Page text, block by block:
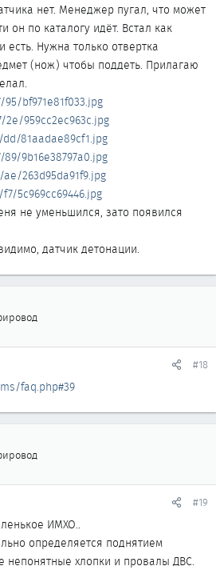
нет. Менеджер пугал, что может
он по каталогу идёт. Встал как
Нужна только отвертка
(нож) чтобы поддеть. Прилагаю
bf971e81f033.jpg
959cc2ec963c.jpg
81aadae89cf1.jpg
9b16e38797a0.jpg
263d95da91f9.jpg
5c969cc69446.jpg
не уменьшился, зато появился
датчик детонации.
#18
faq.php#39
#19
ИМХО..
определяется поднятием
непонятные хлопки и провалы ДВС.